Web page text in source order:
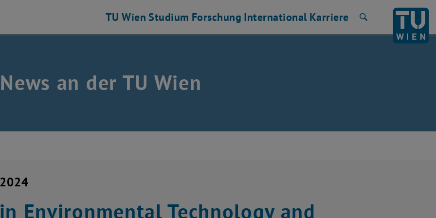
TU Wien Studium Forschung International Karriere
an der TU Wien
in Environmental Technology and